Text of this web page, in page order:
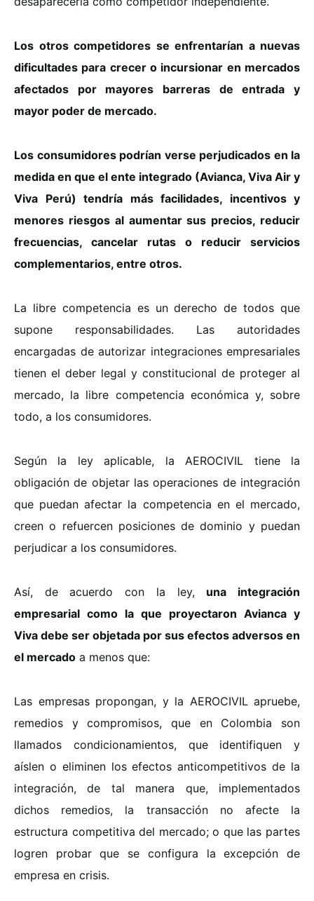
Los otros competidores se enfrentarían a nuevas
dificultades para crecer o incursionar en mercados
afectados por mayores barreras de entrada y
mayor poder de mercado.
Los consumidores podrían verse perjudicados en la
medida en que el ente integrado (Avianca, Viva Air y
Viva Perú) tendría más facilidades, incentivos y
menores riesgos al aumentar sus precios, reducir
frecuencias, cancelar rutas o reducir servicios
complementarios, entre otros.
La libre competencia es un derecho de todos que
supone responsabilidades. Las autoridades
encargadas de autorizar integraciones empresariales
tienen el deber legal y constitucional de proteger al
mercado, la libre competencia económica y, sobre
todo, a los consumidores.
Según la ley aplicable, la AEROCIVIL tiene la
obligación de objetar las operaciones de integración
que puedan afectar la competencia en el mercado,
creen o refuercen posiciones de dominio y puedan
perjudicar a los consumidores.
Así, de acuerdo con la ley, una integración
empresarial como la que proyectaron Avianca y
Viva debe ser objetada por sus efectos adversos en
el mercado a menos que:
Las empresas propongan, y la AEROCIVIL apruebe,
remedios y compromisos, que en Colombia son
llamados condicionamientos, que identifiquen y
aíslen o eliminen los efectos anticompetitivos de la
integración, de tal manera que, implementados
dichos remedios, la transacción no afecte la
estructura competitiva del mercado; o que las partes
logren probar que se configura la excepción de
empresa en crisis.